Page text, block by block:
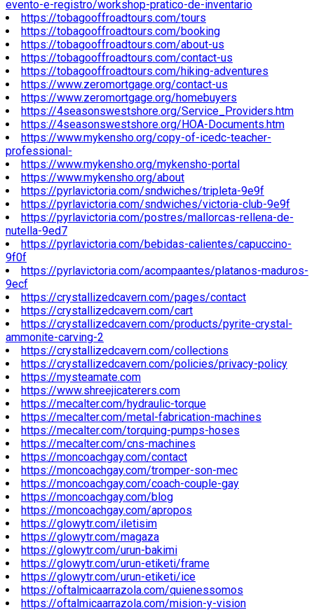
evento-e-registro/workshop-pratico-de-inventario
https://tobagooffroadtours.com/tours
https://tobagooffroadtours.com/booking
https://tobagooffroadtours.com/about-us
https://tobagooffroadtours.com/contact-us
https://tobagooffroadtours.com/hiking-adventures
https://www.zeromortgage.org/contact-us
https://www.zeromortgage.org/homebuyers
https://4seasonswestshore.org/Service_Providers.htm
https://4seasonswestshore.org/HOA-Documents.htm
https://www.mykensho.org/copy-of-icedc-teacher-
professional-
https://www.mykensho.org/mykensho-portal
https://www.mykensho.org/about
https://pyrlavictoria.com/sndwiches/tripleta-9e9f
https://pyrlavictoria.com/sndwiches/victoria-club-9e9f
https://pyrlavictoria.com/postres/mallorcas-rellena-de-
nutella-9ed7
https://pyrlavictoria.com/bebidas-calientes/capuccino-
9f0f
https://pyrlavictoria.com/acompaantes/platanos-maduros-
9ecf
https://crystallizedcavern.com/pages/contact
https://crystallizedcavern.com/cart
https://crystallizedcavern.com/products/pyrite-crystal-
ammonite-carving-2
https://crystallizedcavern.com/collections
https://crystallizedcavern.com/policies/privacy-policy
https://mysteamate.com
https://www.shreejicaterers.com
https://mecalter.com/hydraulic-torque
https://mecalter.com/metal-fabrication-machines
https://mecalter.com/torquing-pumps-hoses
https://mecalter.com/cns-machines
https://moncoachgay.com/contact
https://moncoachgay.com/tromper-son-mec
https://moncoachgay.com/coach-couple-gay
https://moncoachgay.com/blog
https://moncoachgay.com/apropos
https://glowytr.com/iletisim
https://glowytr.com/magaza
https://glowytr.com/urun-bakimi
https://glowytr.com/urun-etiketi/frame
https://glowytr.com/urun-etiketi/ice
https://oftalmicaarrazola.com/quienessomos
https://oftalmicaarrazola.com/mision-y-vision